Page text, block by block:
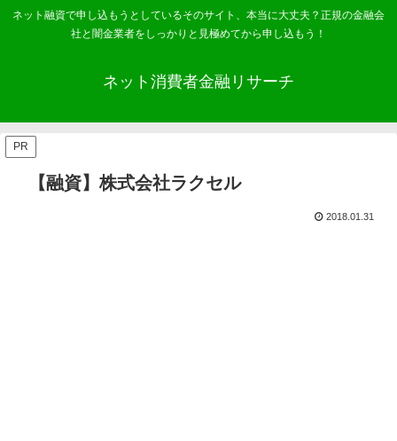
ネット融資で申し込もうとしているそのサイト、本当に大丈夫？正規の金融会
社と闇金業者をしっかりと見極めてから申し込もう！
ネット消費者金融リサーチ
PR
【融資】株式会社ラクセル
2018.01.31